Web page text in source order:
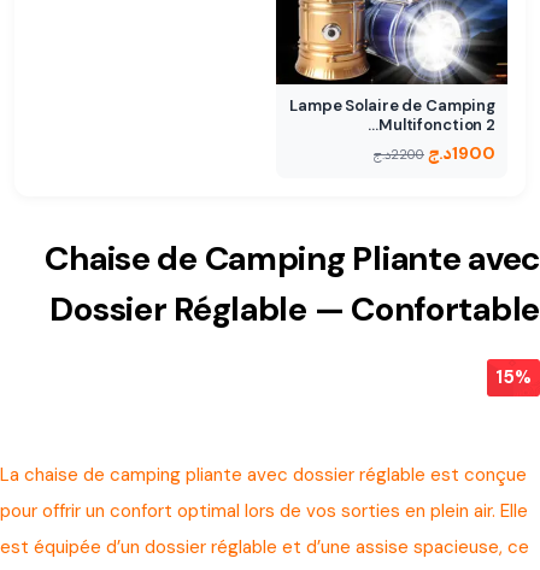
Lampe Solaire de Camping
Multifonction 2…
1900د.ج 2200د.ج
Chaise de Camping Pliante avec
Dossier Réglable — Confortable
15%
La chaise de camping pliante avec dossier réglable est conçue
pour offrir un confort optimal lors de vos sorties en plein air. Elle
est équipée d’un dossier réglable et d’une assise spacieuse, ce